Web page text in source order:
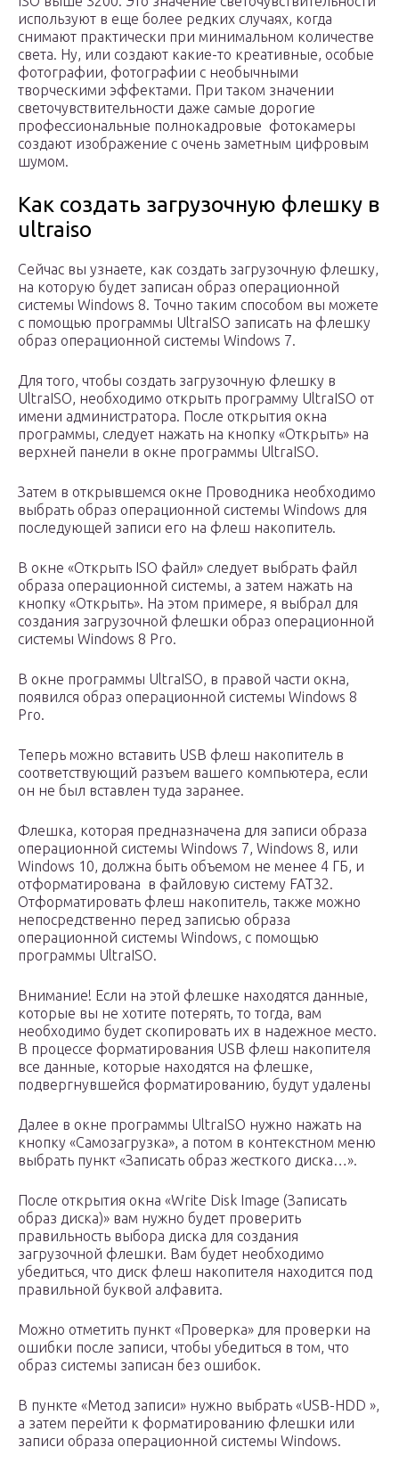
используют в еще более редких случаях, когда
снимают практически при минимальном количестве
света. Ну, или создают какие-то креативные, особые
фотографии, фотографии с необычными
творческими эффектами. При таком значении
светочувствительности даже самые дорогие
профессиональные полнокадровые фотокамеры
создают изображение с очень заметным цифровым
шумом.
Как создать загрузочную флешку в
ultraiso
Сейчас вы узнаете, как создать загрузочную флешку,
на которую будет записан образ операционной
системы Windows 8. Точно таким способом вы можете
с помощью программы UltraISO записать на флешку
образ операционной системы Windows 7.
Для того, чтобы создать загрузочную флешку в
UltraISO, необходимо открыть программу UltraISO от
имени администратора. После открытия окна
программы, следует нажать на кнопку «Открыть» на
верхней панели в окне программы UltraISO.
Затем в открывшемся окне Проводника необходимо
выбрать образ операционной системы Windows для
последующей записи его на флеш накопитель.
В окне «Открыть ISO файл» следует выбрать файл
образа операционной системы, а затем нажать на
кнопку «Открыть». На этом примере, я выбрал для
создания загрузочной флешки образ операционной
системы Windows 8 Pro.
В окне программы UltraISO, в правой части окна,
появился образ операционной системы Windows 8
Pro.
Теперь можно вставить USB флеш накопитель в
соответствующий разъем вашего компьютера, если
он не был вставлен туда заранее.
Флешка, которая предназначена для записи образа
операционной системы Windows 7, Windows 8, или
Windows 10, должна быть объемом не менее 4 ГБ, и
отформатирована в файловую систему FAT32.
Отформатировать флеш накопитель, также можно
непосредственно перед записью образа
операционной системы Windows, с помощью
программы UltraISO.
Внимание! Если на этой флешке находятся данные,
которые вы не хотите потерять, то тогда, вам
необходимо будет скопировать их в надежное место.
В процессе форматирования USB флеш накопителя
все данные, которые находятся на флешке,
подвергнувшейся форматированию, будут удалены
Далее в окне программы UltraISO нужно нажать на
кнопку «Самозагрузка», а потом в контекстном меню
выбрать пункт «Записать образ жесткого диска…».
После открытия окна «Write Disk Image (Записать
образ диска)» вам нужно будет проверить
правильность выбора диска для создания
загрузочной флешки. Вам будет необходимо
убедиться, что диск флеш накопителя находится под
правильной буквой алфавита.
Можно отметить пункт «Проверка» для проверки на
ошибки после записи, чтобы убедиться в том, что
образ системы записан без ошибок.
В пункте «Метод записи» нужно выбрать «USB-HDD »,
а затем перейти к форматированию флешки или
записи образа операционной системы Windows.